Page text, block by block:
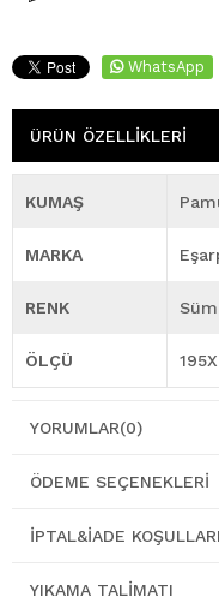
WhatsApp
ÜRÜN ÖZELLIKLERI
KUMAŞ
MARKA
RENK
ÖLÇÜ
YORUMLAR(0)
ÖDEME SEÇENEKLERI
İPTAL&İADE KOŞULLARI
YIKAMA TALIMATI